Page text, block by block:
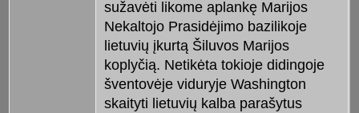
sužavėti likome aplankę Marijos
Nekaltojo Prasidėjimo bazilikoje
lietuvių įkurtą Šiluvos Marijos
koplyčią. Netikėta tokioje didingoje
šventovėje viduryje Washington
skaityti lietuvių kalba parašytus